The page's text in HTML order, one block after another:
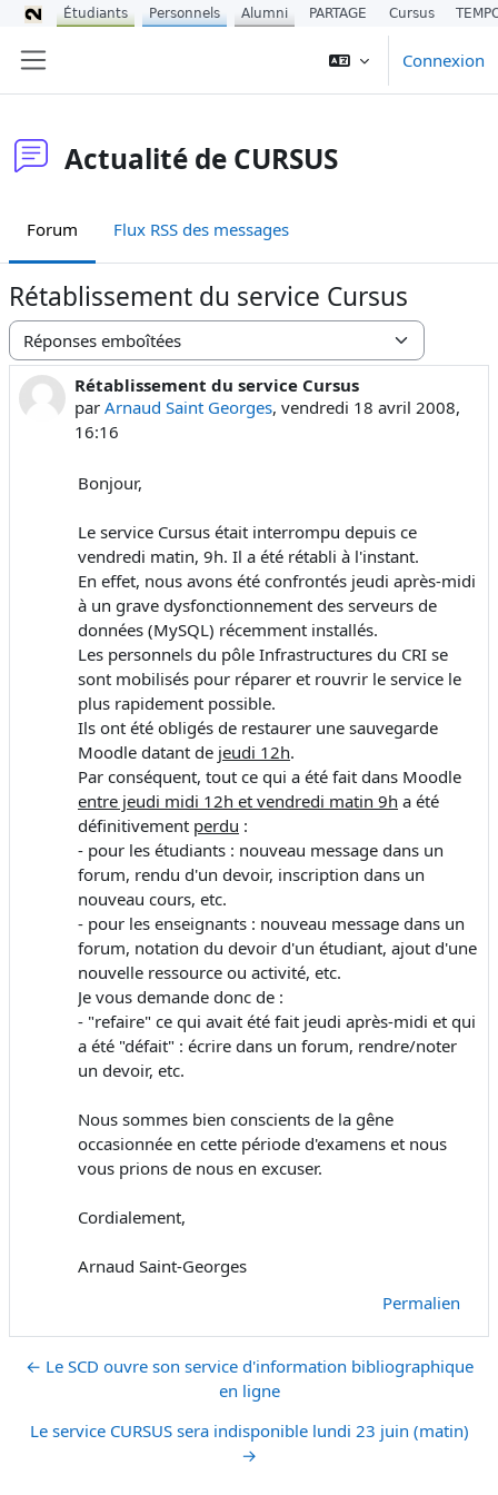
Connexion
Actualité de CURSUS
Forum Flux RSS des messages
Rétablissement du service Cursus
Type d’affichage
Rétablissement du service Cursus
par Arnaud Saint Georges, vendredi 18 avril 2008,
16:16
Nombre de réponses : 0
Bonjour,
Le service Cursus était interrompu depuis ce
vendredi matin, 9h. Il a été rétabli à l'instant.
En effet, nous avons été confrontés jeudi après-midi
à un grave dysfonctionnement des serveurs de
données (MySQL) récemment installés.
Les personnels du pôle Infrastructures du CRI se
sont mobilisés pour réparer et rouvrir le service le
plus rapidement possible.
Ils ont été obligés de restaurer une sauvegarde
Moodle datant de jeudi 12h.
Par conséquent, tout ce qui a été fait dans Moodle
entre jeudi midi 12h et vendredi matin 9h a été
définitivement perdu :
- pour les étudiants : nouveau message dans un
forum, rendu d'un devoir, inscription dans un
nouveau cours, etc.
- pour les enseignants : nouveau message dans un
forum, notation du devoir d'un étudiant, ajout d'une
nouvelle ressource ou activité, etc.
Je vous demande donc de :
- "refaire" ce qui avait été fait jeudi après-midi et qui
a été "défait" : écrire dans un forum, rendre/noter
un devoir, etc.
Nous sommes bien conscients de la gêne
occasionnée en cette période d'examens et nous
vous prions de nous en excuser.
Cordialement,
Arnaud Saint-Georges
Permalien
← Le SCD ouvre son service d'information bibliographique
en ligne
Le service CURSUS sera indisponible lundi 23 juin (matin)
→
Étudiants Personnels Alumni PARTAGE Cursus